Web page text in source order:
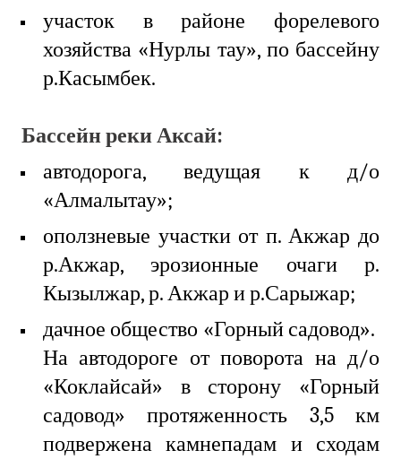
участок врайоне форелевого
хозяйства «Нурлы тау», по бассейну
р.Касымбек.
Бассейн реки Аксай:
автодорога, ведущая к д/о
«Алмалытау»;
оползневые участки от п. Акжар до
р.Акжар, эрозионные очаги р.
Кызылжар, р. Акжар и р.Сарыжар;
дачное общество «Горный садовод».
На автодороге от поворота на д/о
«Коклайсай» в сторону «Горный
садовод» протяженность 3,5 км
подвержена камнепадам и сходам